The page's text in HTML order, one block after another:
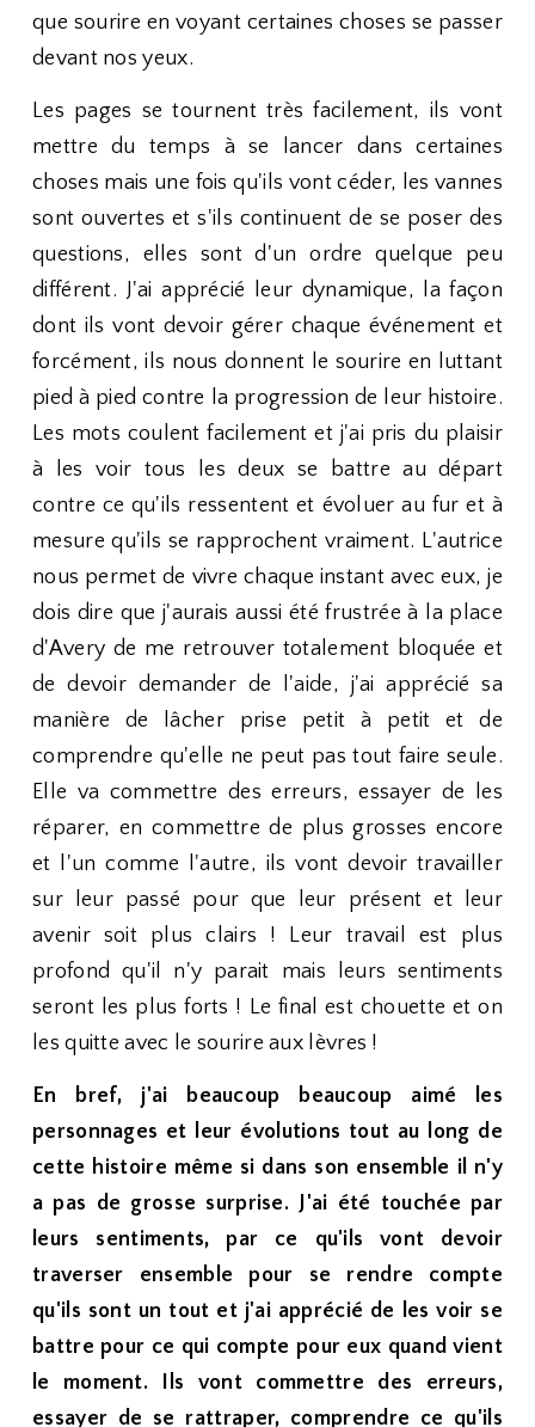
que sourire en voyant certaines choses se passer
devant nos yeux.
Les pages se tournent très facilement, ils vont
mettre du temps à se lancer dans certaines
choses mais une fois qu'ils vont céder, les vannes
sont ouvertes et s'ils continuent de se poser des
questions, elles sont d'un ordre quelque peu
différent. J'ai apprécié leur dynamique, la façon
dont ils vont devoir gérer chaque événement et
forcément, ils nous donnent le sourire en luttant
pied à pied contre la progression de leur histoire.
Les mots coulent facilement et j'ai pris du plaisir
à les voir tous les deux se battre au départ
contre ce qu'ils ressentent et évoluer au fur et à
mesure qu'ils se rapprochent vraiment. L'autrice
nous permet de vivre chaque instant avec eux, je
dois dire que j'aurais aussi été frustrée à la place
d'Avery de me retrouver totalement bloquée et
de devoir demander de l'aide, j'ai apprécié sa
manière de lâcher prise petit à petit et de
comprendre qu'elle ne peut pas tout faire seule.
Elle va commettre des erreurs, essayer de les
réparer, en commettre de plus grosses encore
et l'un comme l'autre, ils vont devoir travailler
sur leur passé pour que leur présent et leur
avenir soit plus clairs ! Leur travail est plus
profond qu'il n'y parait mais leurs sentiments
seront les plus forts ! Le final est chouette et on
les quitte avec le sourire aux lèvres !
En bref, j'ai beaucoup beaucoup aimé les
personnages et leur évolutions tout au long de
cette histoire même si dans son ensemble il n'y
a pas de grosse surprise. J'ai été touchée par
leurs sentiments, par ce qu'ils vont devoir
traverser ensemble pour se rendre compte
qu'ils sont un tout et j'ai apprécié de les voir se
battre pour ce qui compte pour eux quand vient
le moment. Ils vont commettre des erreurs,
essayer de se rattraper, comprendre ce qu'ils